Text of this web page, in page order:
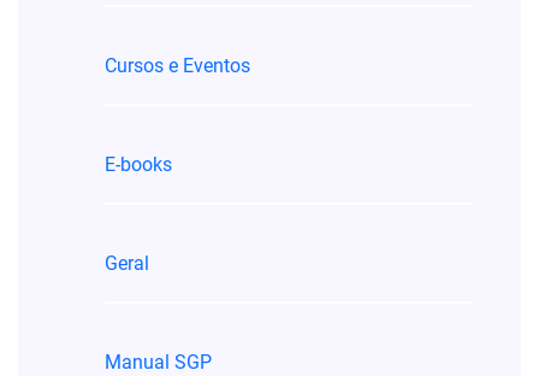
Cursos e Eventos
E-books
Geral
Manual SGP